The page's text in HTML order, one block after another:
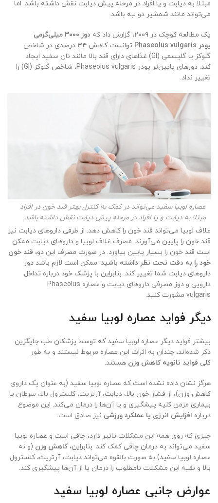
مبتلا به دیابت و یا افراد در مرحله پیش دیابت نقش داشته باشد. اما
می‌تواند مانند شمشیر دو لبه باشد.
یک مطالعه کوچک در ۲۰۰۹، گزارش داد که
دوز ۳۰۰۰ میلی‌گرمی
پودر Phaseolus vulgaris
توانست کاهش ۳۴ درصدی در شاخص
گلوکز یا گلیسمی (GI) غذاهای دارای قند بالا مانند نان سفید ایجاد
کند. دوزهای پایین‌تر پودر Phaseolus vulgaris، شاخص گلوکز (GI) را
تغییر نداد.
عصاره لوبیا سفید می‌تواند در کمک به کنترل بهتر قند خون در افراد
مبتلا به دیابت و یا افراد در مرحله پیش دیابت نقش داشته باشد.
غلاف لوبیا می‌تواند قند خون را کاهش دهد. از طرفی داروهای دیابت نیز
قند خون را پایین می‌آورند. مصرف غلاف لوبیا و داروهای دیابت ممکن
است قند خون را بسیار پایین بیاورد. در صورت مصرف این دو، قند خون
خود را به دقت تحت نظر داشته باشید. ممکن است لازم باشد دوز
داروهای دیابت شما تغییر کند. بنابراین با پزشک خود درباره تداخل
دارویی و دوز مصرفی داروهای دیابت و عصاره Phaseolus
vulgaris مشورت کنید.
دیگر فواید عصاره لوبیا سفید
بیشتر فواید دیگر عصاره لوبیا سفید که توسط پزشکان طب جایگزین
ذکر شده‌اند، چندان به اثرات این عصاره مربوط نیستند و به طور
کلی فواید ثانویه کاهش وزن هستند.
هرگز نشان داده نشده است که عصاره لوبیا سفید (به عنوان یک داروی
کاهش وزن)، از فشار خون بالا، دیابت، آرتریت، کلسترول بالا، سرطان یا
بیماری مزمن کلیه پیشگیری و یا آن‌ها را درمان می‌کند. این موضوع
درباره افزایش انرژی یا عملکرد ورزشی نیز صادق است.
چیزی که روی همه این مشکلات تاثیر دارد، چاقی است و عصاره لوبیا
سفید می‌تواند به درمان چاقی کمک کند. بنابراین،کاهش وزن (و نه
عصاره لوبیا سفید) به صورت بالقوه می‌تواند دیابت، آرتریت، کلسترول
بالا و بقیه این مشکلات نامطلوب را درمان یا از آن‌ها پیشگیری کند.
عوارض جانبی عصاره لوبیا سفید